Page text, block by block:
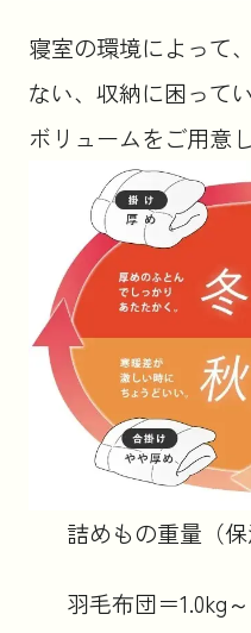
寝室の環境によって
ない、収納に困って
ボリュームをご用意
詰めもの重量（保
羽毛布団＝1.0kg～